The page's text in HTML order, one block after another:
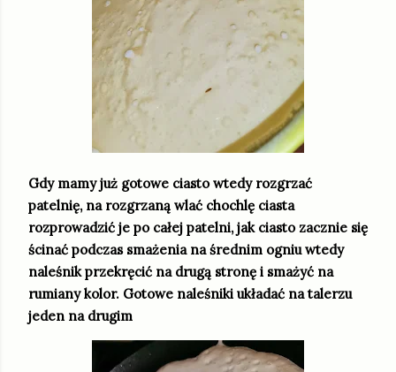
Gdy mamy już gotowe ciasto wtedy rozgrzać
patelnię, na rozgrzaną wlać chochlę ciasta
rozprowadzić je po całej patelni, jak ciasto zacznie się
ścinać podczas smażenia na średnim ogniu wtedy
naleśnik przekręcić na drugą stronę i smażyć na
rumiany kolor. Gotowe naleśniki układać na talerzu
jeden na drugim